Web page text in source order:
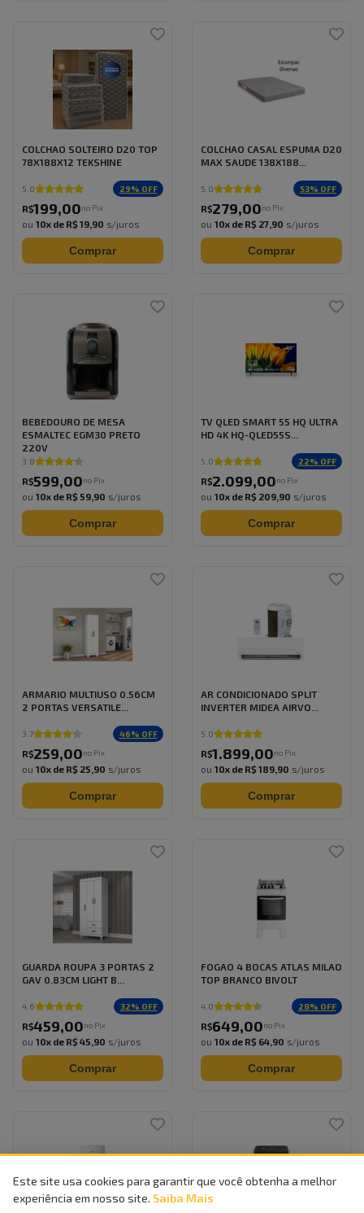
COLCHAO SOLTEIRO D20 TOP
78X188X12 TEKSHINE
5.0 29% OFF
R$199,00no Pix
ou 10x de R$ 19,90 s/juros
Comprar
COLCHAO CASAL ESPUMA D20
MAX SAUDE 138X188...
5.0 53% OFF
R$279,00no Pix
ou 10x de R$ 27,90 s/juros
Comprar
BEBEDOURO DE MESA
ESMALTEC EGM30 PRETO
220V
3.8
R$599,00no Pix
ou 10x de R$ 59,90 s/juros
Comprar
TV QLED SMART 55 HQ ULTRA
HD 4K HQ-QLED55S...
5.0 22% OFF
R$2.099,00no Pix
ou 10x de R$ 209,90 s/juros
Comprar
ARMARIO MULTIUSO 0.56CM
2 PORTAS VERSATILE...
3.7 46% OFF
R$259,00no Pix
ou 10x de R$ 25,90 s/juros
Comprar
AR CONDICIONADO SPLIT
INVERTER MIDEA AIRVO...
5.0
R$1.899,00no Pix
ou 10x de R$ 189,90 s/juros
Comprar
GUARDA ROUPA 3 PORTAS 2
GAV 0.83CM LIGHT B...
4.6 32% OFF
R$459,00no Pix
ou 10x de R$ 45,90 s/juros
Comprar
FOGAO 4 BOCAS ATLAS MILAO
TOP BRANCO BIVOLT
4.0 28% OFF
R$649,00no Pix
ou 10x de R$ 64,90 s/juros
Comprar
Este site usa cookies para garantir que você obtenha a melhor
experiência em nosso site. Saiba Mais